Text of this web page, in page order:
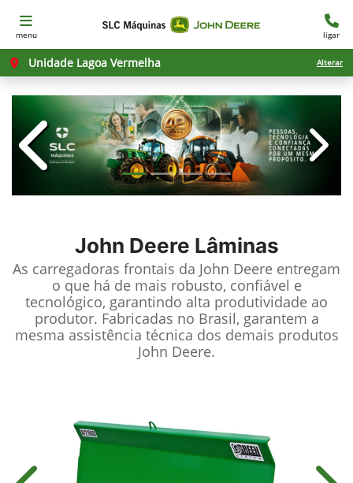
menu ligar
Unidade Lagoa Vermelha Alterar
templates.template-
John Deere Lâminas
As carregadoras frontais da John Deere entregam
o que há de mais robusto, confiável e
tecnológico, garantindo alta produtividade ao
produtor. Fabricadas no Brasil, garantem a
mesma assistência técnica dos demais produtos
John Deere.